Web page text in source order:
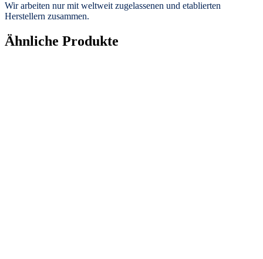
Wir arbeiten nur mit weltweit zugelassenen und etablierten
Herstellern zusammen.
Ähnliche Produkte